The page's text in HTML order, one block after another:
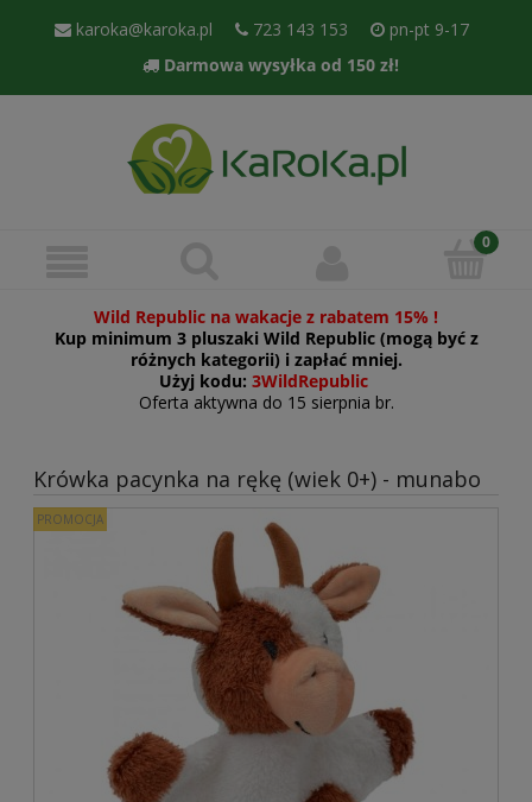
karoka@karoka.pl 723 143 153
pn-pt 9-17
Darmowa wysyłka od 150 zł!
Wild Republic na wakacje z rabatem 15% !
Kup minimum 3 pluszaki Wild Republic (mogą być z
różnych kategorii) i zapłać mniej.
Użyj kodu: 3WildRepublic
Oferta aktywna do 15 sierpnia br.
Krówka pacynka na rękę (wiek 0+) - munabo
PROMOCJA